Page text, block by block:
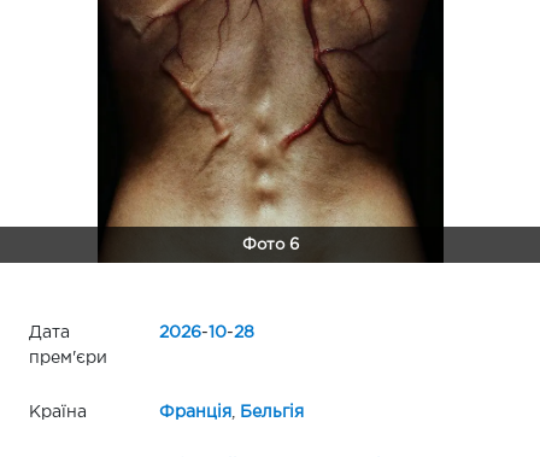
Фото 6
Дата
прем'єри
2026-10-28
Країна Франція, Бельгія